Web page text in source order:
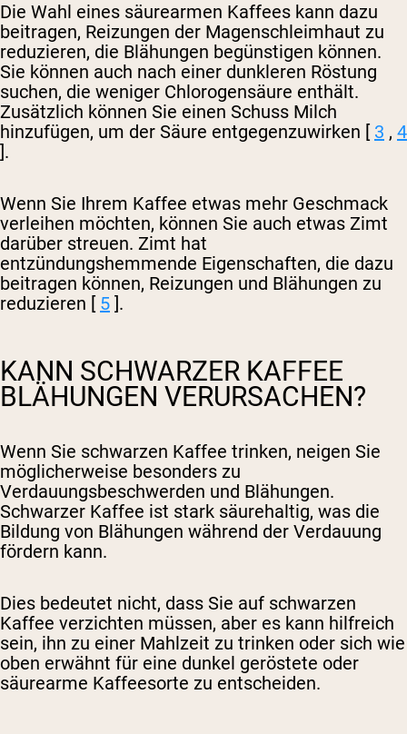
Die Wahl eines säurearmen Kaffees kann dazu
beitragen, Reizungen der Magenschleimhaut zu
reduzieren, die Blähungen begünstigen können.
Sie können auch nach einer dunkleren Röstung
suchen, die weniger Chlorogensäure enthält.
Zusätzlich können Sie einen Schuss Milch
hinzufügen, um der Säure entgegenzuwirken [ 3 , 4
].
Wenn Sie Ihrem Kaffee etwas mehr Geschmack
verleihen möchten, können Sie auch etwas Zimt
darüber streuen. Zimt hat
entzündungshemmende Eigenschaften, die dazu
beitragen können, Reizungen und Blähungen zu
reduzieren [ 5 ].
KANN SCHWARZER KAFFEE
BLÄHUNGEN VERURSACHEN?
Wenn Sie schwarzen Kaffee trinken, neigen Sie
möglicherweise besonders zu
Verdauungsbeschwerden und Blähungen.
Schwarzer Kaffee ist stark säurehaltig, was die
Bildung von Blähungen während der Verdauung
fördern kann.
Dies bedeutet nicht, dass Sie auf schwarzen
Kaffee verzichten müssen, aber es kann hilfreich
sein, ihn zu einer Mahlzeit zu trinken oder sich wie
oben erwähnt für eine dunkel geröstete oder
säurearme Kaffeesorte zu entscheiden.